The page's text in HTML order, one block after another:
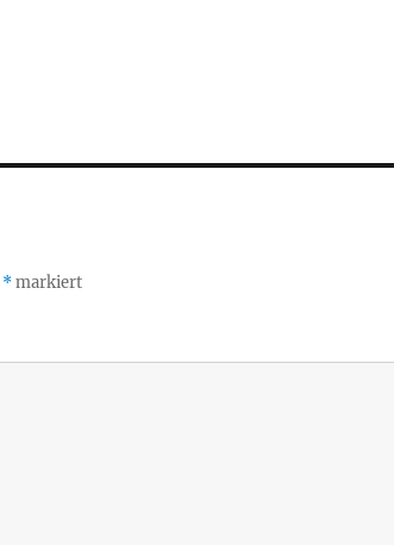
*markiert